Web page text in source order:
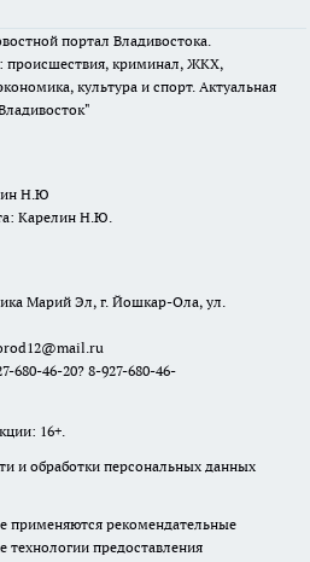
портал Владивостока.
происшествия, криминал, ЖКХ,
культура и спорт. Актуальная
Н.Ю
Карелин Н.Ю.
Марий Эл, г. Йошкар-Ола, ул.
680-46-20? 8-927-680-46-
16+.
и обработки персональных данных
применяются рекомендательные
предоставления